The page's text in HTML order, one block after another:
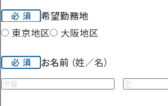
希望勤務地
東京地区
大阪地区
お名前 （姓／名）